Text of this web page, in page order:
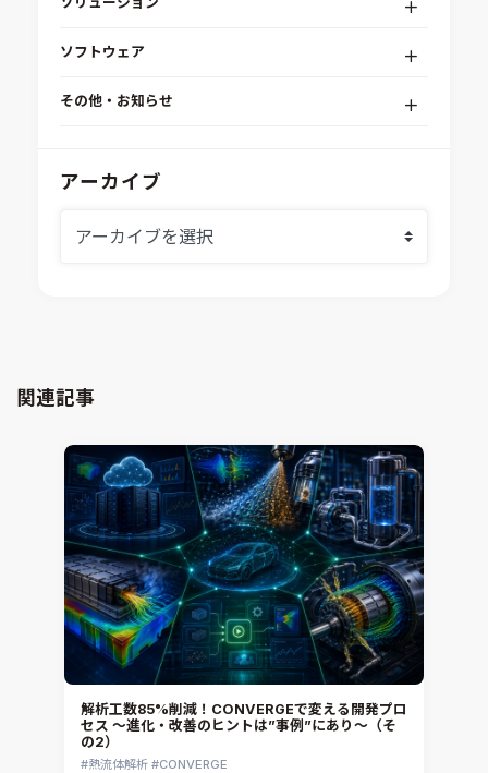
組込みソフトウェア開発プラットフォーム
システムシミュレーション
CAD連携・CAE業務支援
MBDプロセス構築コンサルティング
CAEエンジニアリングコンサルティング
音響設計
CAE分野におけるAIコンサルティング
システム構築と開発
ソフトウェア
modeFRONTIER
Ansys SCADE
Virtual Environment
CONVERGE
iconCFD
SIMULIA Abaqus Unified FEA
Simcenter Flotherm
Simcenter Flotherm XT
Ansys Electronics
DEMITASNX
Simcenter 3D Acoustics
Rocky
CATIA V5 Analysis
3DEXPERIENCE SIMULIA
その他・お知らせ
IDAJからのお知らせ
アーカイブ
関連記事
解析工数85%削減！CONVERGEで変える開発プロ
セス ～進化・改善のヒントは”事例”にあり～（そ
の2）
熱流体解析 CONVERGE